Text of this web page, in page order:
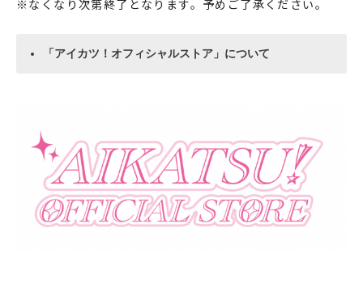
※なくなり次第終了となります。予めご了承ください。
「アイカツ！オフィシャルストア」について